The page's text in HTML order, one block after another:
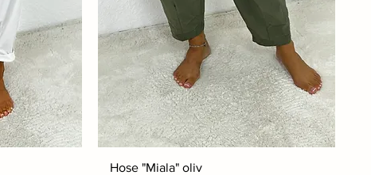
Hose "Miala" oliv